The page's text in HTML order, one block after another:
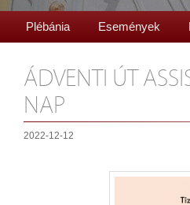
Plébánia Események
ÁDVENTI ÚT
NAP
2022-12-12